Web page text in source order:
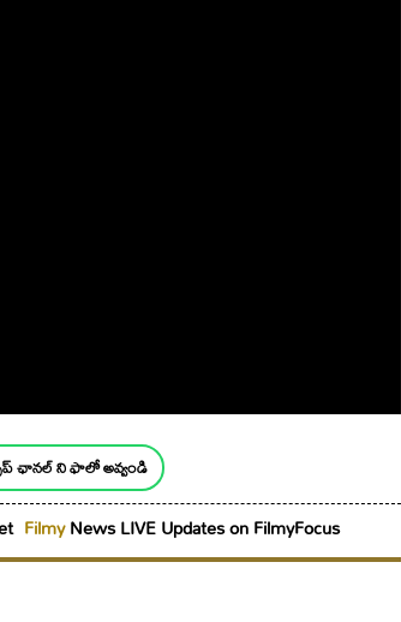
ఛానల్ ని ఫాలో అవ్వండి
FilmyNews LIVE Updates on FilmyFocus